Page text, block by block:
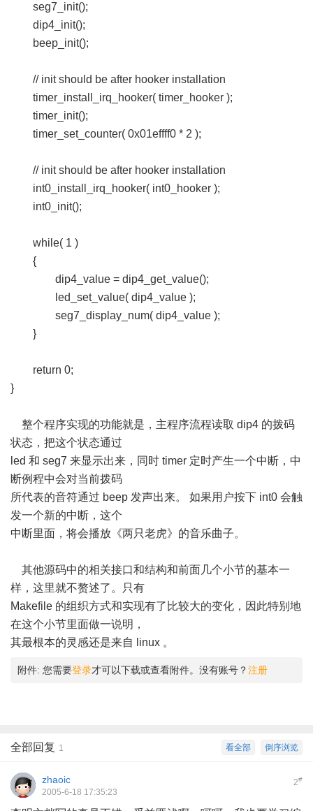
seg7_init();
dip4_init();
beep_init();
// init should be after hooker installation
timer_install_irq_hooker( timer_hooker );
timer_init();
timer_set_counter( 0x01effff0 * 2 );
// init should be after hooker installation
int0_install_irq_hooker( int0_hooker );
int0_init();
while( 1 )
{
dip4_value = dip4_get_value();
led_set_value( dip4_value );
seg7_display_num( dip4_value );
}
return 0;
}
整个程序实现的功能就是，主程序流程读取 dip4 的拨码
状态，把这个状态通过
led 和 seg7 来显示出来，同时 timer 定时产生一个中断，中
断例程中会对当前拨码
所代表的音符通过 beep 发声出来。 如果用户按下 int0 会触
发一个新的中断，这个
中断里面，将会播放《两只老虎》的音乐曲子。
其他源码中的相关接口和结构和前面几个小节的基本一
样，这里就不赘述了。只有
Makefile 的组织方式和实现有了比较大的变化，因此特别地
在这个小节里面做一说明，
其最根本的灵感还是来自 linux 。
附件: 您需要登录才可以下载或查看附件。没有账号？注册
倒序浏览
看全部
全部回复 1
2#
zhaoic
2005-6-18 17:35:23